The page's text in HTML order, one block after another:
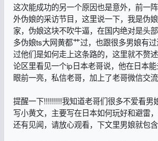
这次能成功的另一个原因也是意外，前一
外伪娘的采访节目，这里说一下，我是伪
家，伪娘这块不吹牛逼，在国内绝对是头
多伪娘ts大网黄都艹过，也跟很多男娘有
过他们是如何走上这条路的，这里就不赘
论区里看见一个ip日本老哥说，他在日本
眼前一亮，私信老哥，加上了老哥微信交流
提醒一下!!!!!!!!!我知道老哥们很多不爱看男
写小黄文，主要写在日本如何玩好和避雷，
还有见闻，请放心观看，下文里男娘就包含